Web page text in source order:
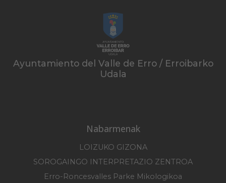
Ayuntamiento del Valle de Erro / Erroibarko
Udala
Nabarmenak
LOIZUKO GIZONA
SOROGAINGO INTERPRETAZIO ZENTROA
Erro-Roncesvalles Parke Mikologikoa